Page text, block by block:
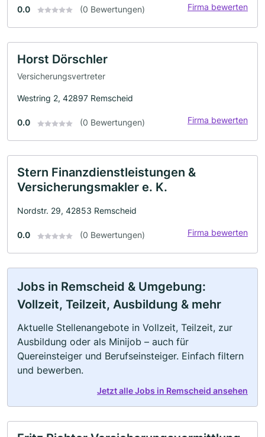
0.0 (0 Bewertungen) Firma bewerten
Horst Dörschler
Versicherungsvertreter
Westring 2, 42897 Remscheid
0.0 (0 Bewertungen) Firma bewerten
Stern Finanzdienstleistungen &
Versicherungsmakler e. K.
Nordstr. 29, 42853 Remscheid
0.0 (0 Bewertungen) Firma bewerten
Jobs in Remscheid & Umgebung:
Vollzeit, Teilzeit, Ausbildung & mehr
Aktuelle Stellenangebote in Vollzeit, Teilzeit, zur
Ausbildung oder als Minijob – auch für
Quereinsteiger und Berufseinsteiger. Einfach filtern
und bewerben.
Jetzt alle Jobs in Remscheid ansehen